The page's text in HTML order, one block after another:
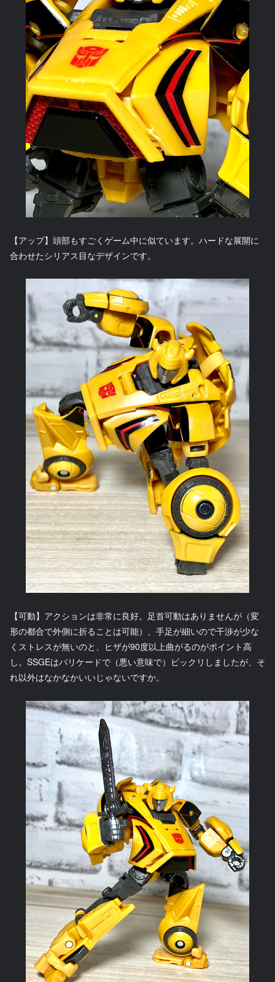
【アップ】頭部もすごくゲーム中に似ています。ハードな展開に
合わせたシリアス目なデザインです。
【可動】アクションは非常に良好。足首可動はありませんが（変
形の都合で外側に折ることは可能）、手足が細いので干渉が少な
くストレスが無いのと、ヒザが90度以上曲がるのがポイント高
し。SSGEはバリケードで（悪い意味で）ビックリしましたが、そ
れ以外はなかなかいいじゃないですか。